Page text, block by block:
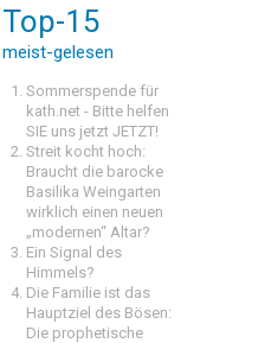
Top-15
meist-gelesen
Sommerspende für
kath.net - Bitte helfen
SIE uns jetzt JETZT!
Streit kocht hoch:
Braucht die barocke
Basilika Weingarten
wirklich einen neuen
„modernen“ Altar?
Ein Signal des
Himmels?
Die Familie ist das
Hauptziel des Bösen:
Die prophetische